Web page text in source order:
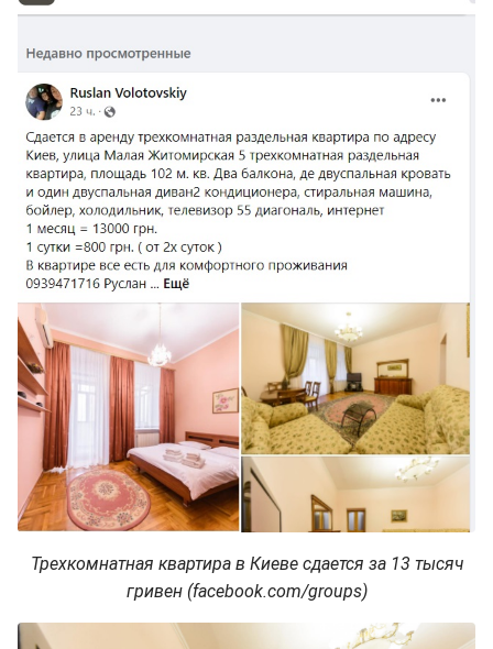
Трехкомнатная квартира в Киеве сдается за 13 тысяч
гривен (facebook.com/groups)